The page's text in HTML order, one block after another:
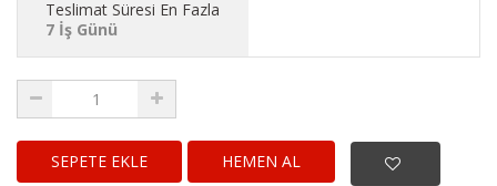
Teslimat Süresi En Fazla
7 İş Günü
HEMEN AL